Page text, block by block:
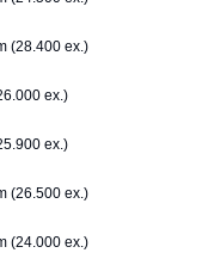
(28.400 ex.)
ex.)
ex.)
(26.500 ex.)
(24.000 ex.)